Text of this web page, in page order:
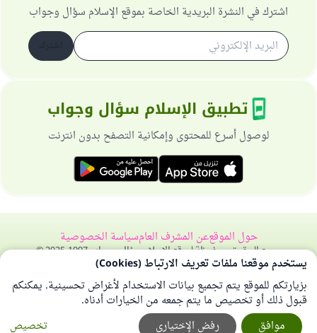
اشترك في النشرة البريدية الخاصة بموقع الإسلام سؤال وجواب
تطبيق الإسلام سؤال وجواب
لوصول أسرع للمحتوى وإمكانية التصفح بدون انترنت
حول الموقععن المشرف العامسياسة الخصوصية
جميع الحقوق محفوظة لموقع الإسلام سؤال وجواب 1997-2025 ©
يستخدم موقعنا ملفات تعريف الارتباط (Cookies)
بزيارتكم للموقع يتم تجميع بيانات الاستخدام لأغراض تحسينية. يمكنكم
قبول ذلك أو تخصيص ما يتم جمعه من الخيارات أدناه.
تخصيص
رفض الإختياري موافق